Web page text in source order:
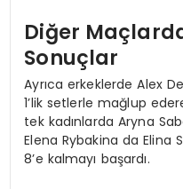
Diğer
Sonuçlar
Ayrıca erkeklerde Alex
1’lik setlerle mağlup
tek kadınlarda Aryna
Elena Rybakina da Elina
8’e kalmayı başardı.